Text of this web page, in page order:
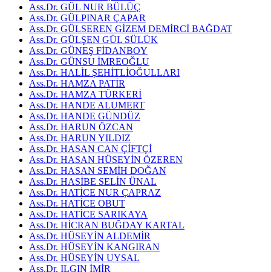
Ass.Dr. GÜL NUR BÜLÜÇ
Ass.Dr. GÜLPINAR ÇAPAR
Ass.Dr. GÜLSEREN GİZEM DEMİRCİ BAĞDAT
Ass.Dr. GÜLŞEN GÜL SÜLÜK
Ass.Dr. GÜNEŞ FİDANBOY
Ass.Dr. GÜNSU İMREOĞLU
Ass.Dr. HALİL ŞEHİTLİOĞULLARI
Ass.Dr. HAMZA PATİR
Ass.Dr. HAMZA TÜRKERİ
Ass.Dr. HANDE ALUMERT
Ass.Dr. HANDE GÜNDÜZ
Ass.Dr. HARUN ÖZCAN
Ass.Dr. HARUN YILDIZ
Ass.Dr. HASAN CAN ÇİFTÇİ
Ass.Dr. HASAN HÜSEYİN ÖZEREN
Ass.Dr. HASAN SEMİH DOĞAN
Ass.Dr. HASİBE SELİN ÜNAL
Ass.Dr. HATİCE NUR ÇAPRAZ
Ass.Dr. HATİCE OBUT
Ass.Dr. HATİCE SARIKAYA
Ass.Dr. HİCRAN BUĞDAY KARTAL
Ass.Dr. HÜSEYİN ALDEMİR
Ass.Dr. HÜSEYİN KANGIRAN
Ass.Dr. HÜSEYİN UYSAL
Ass.Dr. ILGIN İMİR